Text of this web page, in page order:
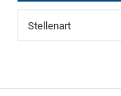
Stellenart